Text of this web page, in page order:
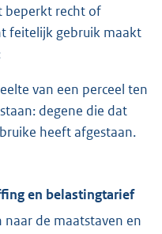
beperkt recht of
feitelijk gebruik maakt
van een perceel ten
degene die dat
heeft afgestaan.
en belastingtarief
de maatstaven en